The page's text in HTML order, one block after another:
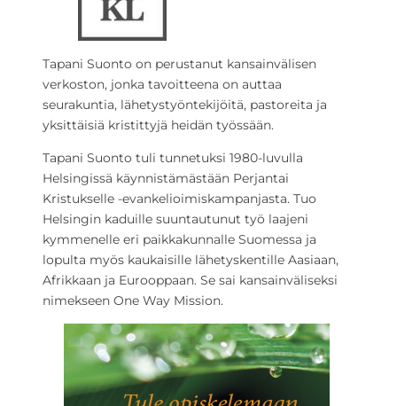
Tapani Suonto on perustanut kansainvälisen
verkoston, jonka tavoitteena on auttaa
seurakuntia, lähetystyöntekijöitä, pastoreita ja
yksittäisiä kristittyjä heidän työssään.
Tapani Suonto tuli tunnetuksi 1980-luvulla
Helsingissä käynnistämästään Perjantai
Kristukselle -evankelioimiskampanjasta. Tuo
Helsingin kaduille suuntautunut työ laajeni
kymmenelle eri paikkakunnalle Suomessa ja
lopulta myös kaukaisille lähetyskentille Aasiaan,
Afrikkaan ja Eurooppaan. Se sai kansainväliseksi
nimekseen One Way Mission.